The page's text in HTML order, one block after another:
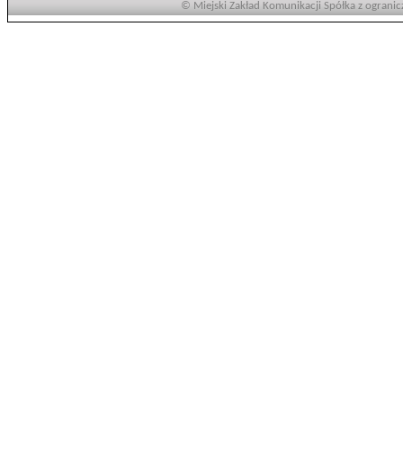
© Miejski Zakład Komunikacji Spółka z